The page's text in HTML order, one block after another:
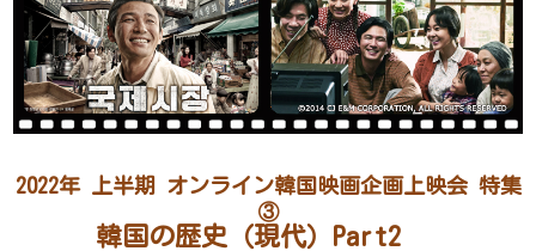
2022年 上半期 オンライン韓国映画企画上映会 特集
③
韓国の歴史（現代）Part2